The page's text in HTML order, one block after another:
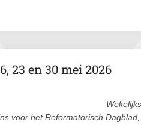
23 en 30 mei 2026
voor het Reformatorisch